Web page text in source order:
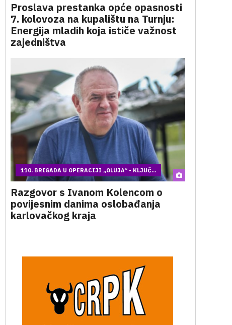
Proslava prestanka opće opasnosti
7. kolovoza na kupalištu na Turnju:
Energija mladih koja ističe važnost
zajedništva
110. BRIGADA U OPERACIJI „OLUJA“ - KLJUČ...
Razgovor s Ivanom Kolencom o
povijesnim danima oslobađanja
karlovačkog kraja